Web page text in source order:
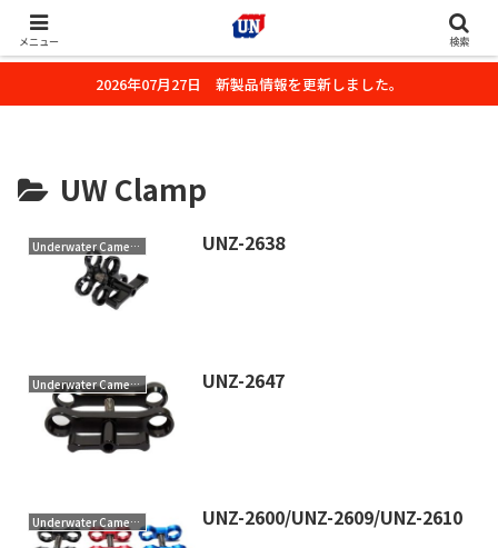
株式会社ユーエヌのオフィシャルホームページです。デジタルカメラ・カメ
ラ・水中撮影用の撮影アクセサリーのご紹介をいたします。
2026年07月27日 新製品情報を更新しました。
UW Clamp
Underwater Camera Accessory UNZ-2638
Underwater Camera Accessory UNZ-2647
Underwater Camera Accessory UNZ-2600/UNZ-2609/UNZ-2610
メニュー 検索